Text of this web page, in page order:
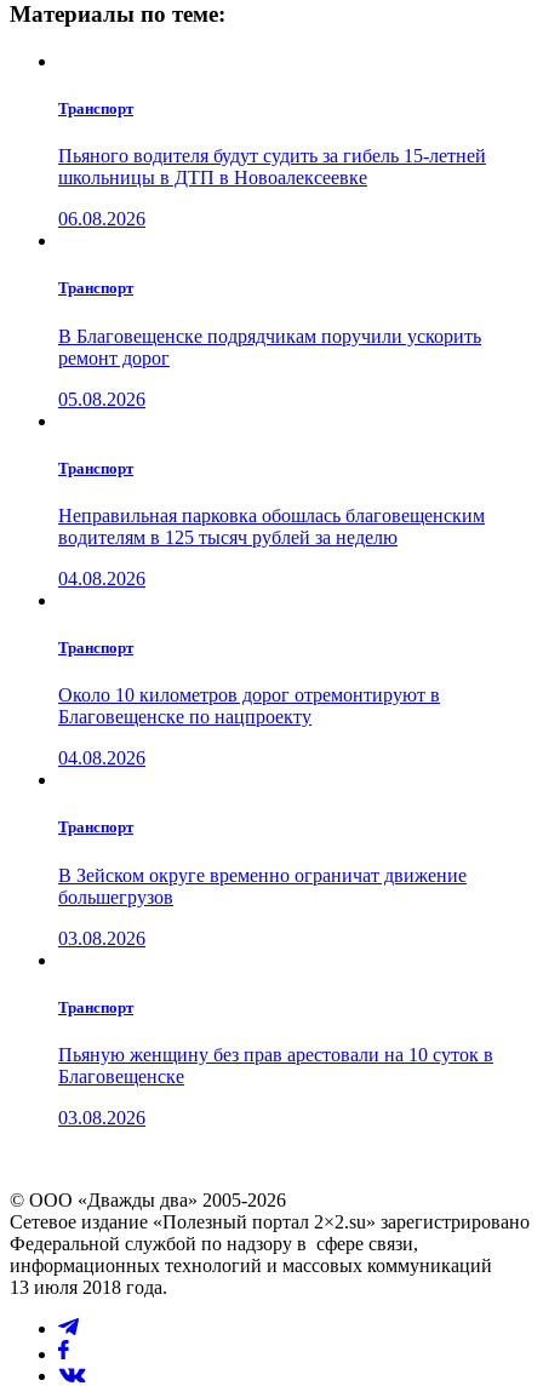
Материалы по теме:
Транспорт
Пьяного водителя будут судить за гибель 15-летней
школьницы в ДТП в Новоалексеевке
06.08.2026
Транспорт
В Благовещенске подрядчикам поручили ускорить
ремонт дорог
05.08.2026
Транспорт
Неправильная парковка обошлась благовещенским
водителям в 125 тысяч рублей за неделю
04.08.2026
Транспорт
Около 10 километров дорог отремонтируют в
Благовещенске по нацпроекту
04.08.2026
Транспорт
В Зейском округе временно ограничат движение
большегрузов
03.08.2026
Транспорт
Пьяную женщину без прав арестовали на 10 суток в
Благовещенске
03.08.2026
© ООО «Дважды два» 2005-2026
Сетевое издание «Полезный портал 2×2.su» зарегистрировано
Федеральной службой по надзору в сфере связи,
информационных технологий и массовых коммуникаций
13 июля 2018 года.